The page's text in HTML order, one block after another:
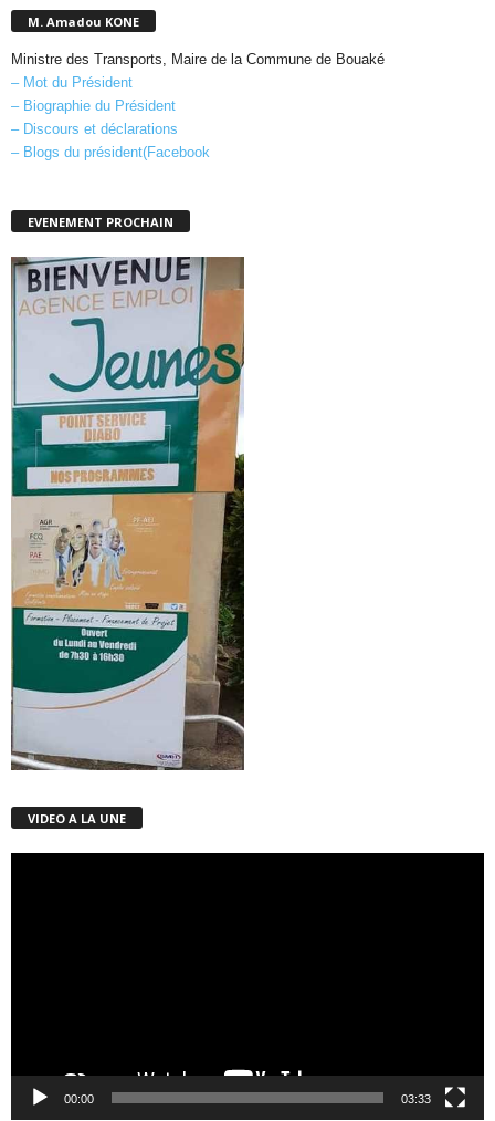
M. Amadou KONE
Ministre des Transports, Maire de la Commune de Bouaké
– Mot du Président
– Biographie du Président
– Discours et déclarations
– Blogs du président(Facebook
EVENEMENT PROCHAIN
VIDEO A LA UNE
00:00 03:33